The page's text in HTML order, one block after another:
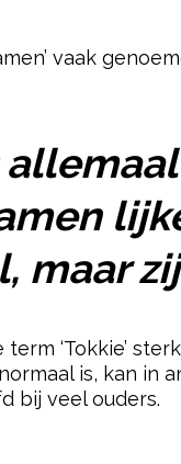
vaak
maar
‘Tokkie’
is, kan in
bij veel ouders.